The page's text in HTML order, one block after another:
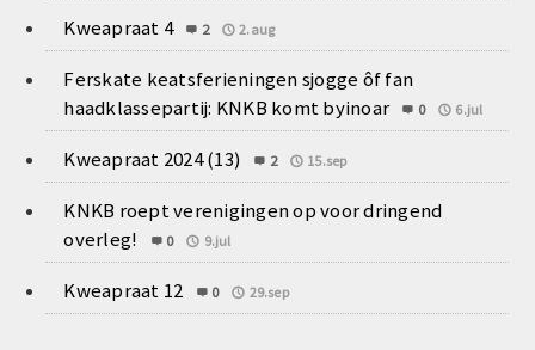
Kweapraat 4 2 2.aug
Ferskate keatsferieningen sjogge ôf fan
haadklassepartij: KNKB komt byinoar
0 6.jul
Kweapraat 2024 (13) 2 15.sep
KNKB roept verenigingen op voor dringend
overleg!
0 9.jul
Kweapraat 12 0 29.sep